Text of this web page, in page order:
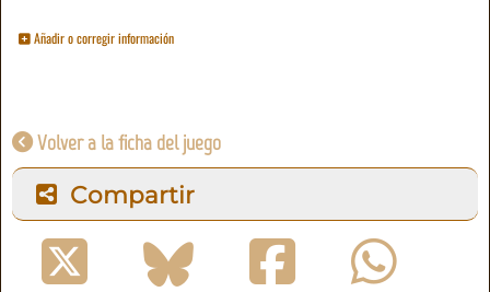
Añadir o corregir información
Volver a la ficha del juego
Compartir